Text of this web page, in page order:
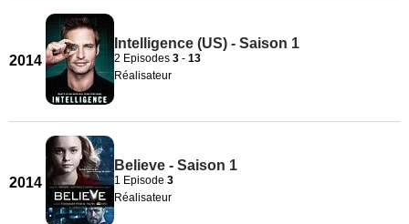
2014
Intelligence (US) - Saison 1
2 Episodes 3 - 13
Réalisateur
2014
Believe - Saison 1
1 Episode 3
Réalisateur